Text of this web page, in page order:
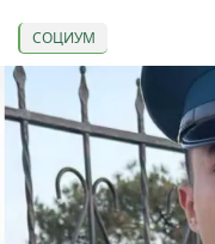
СОЦИУМ